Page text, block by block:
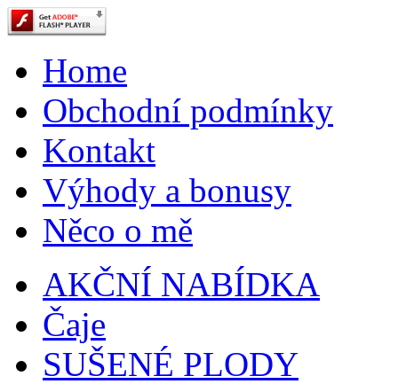
Home
Obchodní podmínky
Kontakt
Výhody a bonusy
Něco o mě
AKČNÍ NABÍDKA
Čaje
SUŠENÉ PLODY